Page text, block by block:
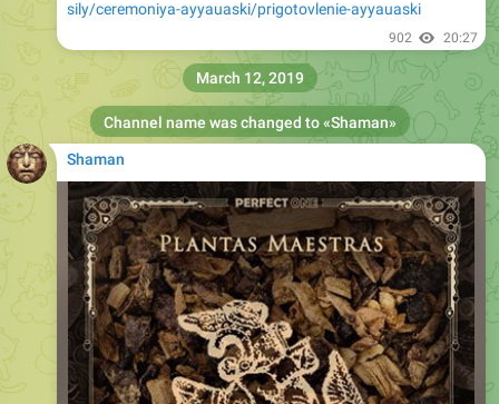
sily/ceremoniya-ayyauaski/prigotovlenie-ayyauaski
902 20:27
Channel name was changed to «Shaman»
March 12, 2019
Shaman